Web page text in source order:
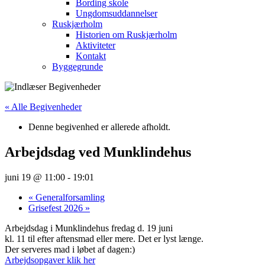
Bording skole
Ungdomsuddannelser
Ruskjærholm
Historien om Ruskjærholm
Aktiviteter
Kontakt
Byggegrunde
« Alle Begivenheder
Denne begivenhed er allerede afholdt.
Arbejdsdag ved Munklindehus
juni 19 @ 11:00 - 19:01
« Generalforsamling
Grisefest 2026 »
Arbejdsdag i Munklindehus fredag d. 19 juni
kl. 11 til efter aftensmad eller mere. Det er lyst længe.
Der serveres mad i løbet af dagen:)
Arbejdsopgaver klik her